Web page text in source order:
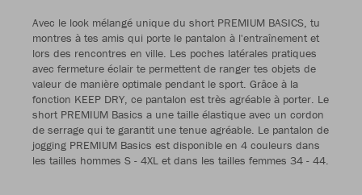
Avec le look mélangé unique du short PREMIUM BASICS, tu
montres à tes amis qui porte le pantalon à l'entraînement et
lors des rencontres en ville. Les poches latérales pratiques
avec fermeture éclair te permettent de ranger tes objets de
valeur de manière optimale pendant le sport. Grâce à la
fonction KEEP DRY, ce pantalon est très agréable à porter. Le
short PREMIUM Basics a une taille élastique avec un cordon
de serrage qui te garantit une tenue agréable. Le pantalon de
jogging PREMIUM Basics est disponible en 4 couleurs dans
les tailles hommes S - 4XL et dans les tailles femmes 34 - 44.